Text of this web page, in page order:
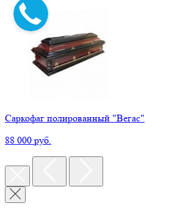
Саркофаг полированный "Вегас"
88 000 руб.